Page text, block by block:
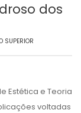
dos
SUPERIOR
Estética e Teoria
voltadas